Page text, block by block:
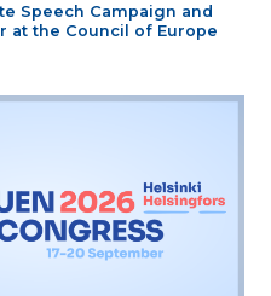
Speech Campaign and
at the Council of Europe